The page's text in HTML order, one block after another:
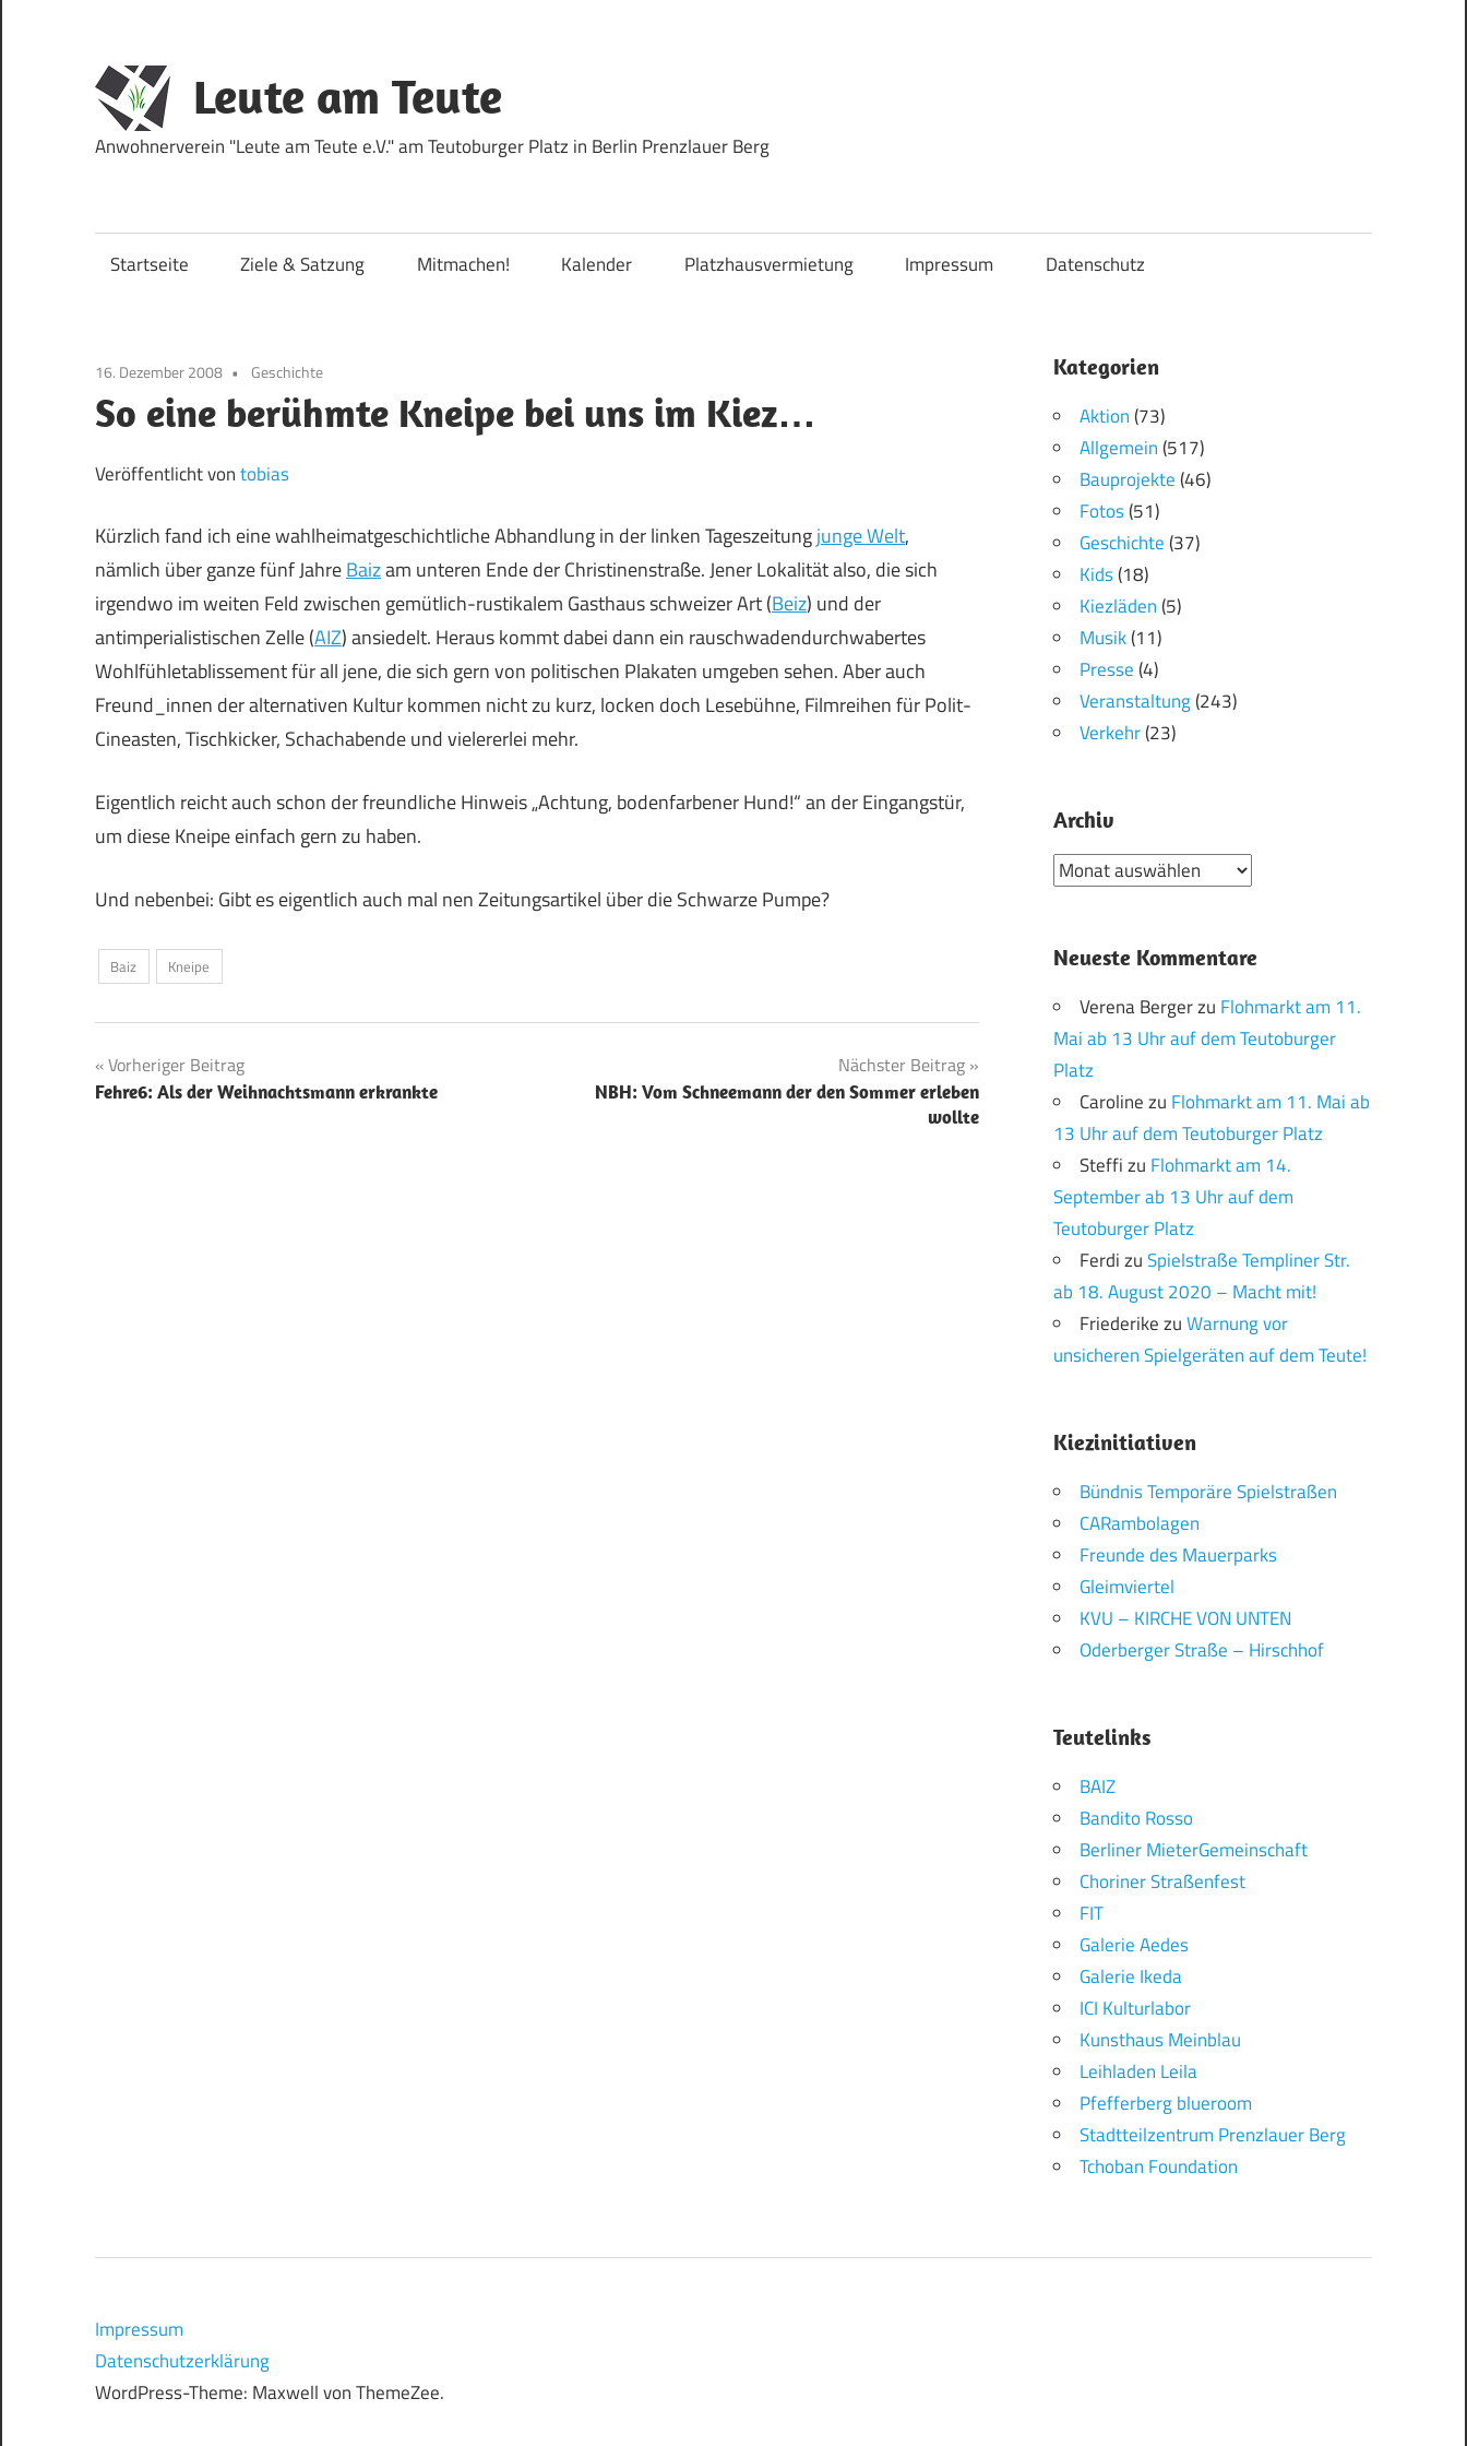
springen
Leute am Teute
Anwohnerverein "Leute am Teute e.V." am Teutoburger Platz in Berlin Prenzlauer Berg
Startseite Ziele & Satzung Mitmachen! Kalender Platzhausvermietung Impressum Datenschutz
16. Dezember 2008 Geschichte
So eine berühmte Kneipe bei uns im Kiez…
Veröffentlicht vontobias
Kürzlich fand ich eine wahlheimatgeschichtliche Abhandlung in der linken Tageszeitungjunge Welt,
nämlich über ganze fünf JahreBaizam unteren Ende der Christinenstraße. Jener Lokalität also, die sich
irgendwo im weiten Feld zwischen gemütlich-rustikalem Gasthaus schweizer Art (Beiz) und der
antimperialistischen Zelle (AIZ) ansiedelt. Heraus kommt dabei dann ein rauschwadendurchwabertes
Wohlfühletablissement für all jene, die sich gern von politischen Plakaten umgeben sehen. Aber auch
Freund_innen der alternativen Kultur kommen nicht zu kurz, locken doch Lesebühne, Filmreihen für Polit-
Cineasten, Tischkicker, Schachabende und vielererlei mehr.
Eigentlich reicht auch schon der freundliche Hinweis „Achtung, bodenfarbener Hund!“ an der Eingangstür,
um diese Kneipe einfach gern zu haben.
Und nebenbei: Gibt es eigentlich auch mal nen Zeitungsartikel über die Schwarze Pumpe?
Baiz Kneipe
Beitragsnavigation
Vorheriger Beitrag
Fehre6: Als der Weihnachtsmann erkrankte
Nächster Beitrag
NBH: Vom Schneemann der den Sommer erleben
wollte
Kategorien
Aktion(73)
Allgemein(517)
Bauprojekte(46)
Fotos(51)
Geschichte(37)
Kids(18)
Kiezläden(5)
Musik(11)
Presse(4)
Veranstaltung(243)
Verkehr(23)
Archiv
Archiv
Neueste Kommentare
Verena Bergerzu Flohmarkt am 11.
Mai ab 13 Uhr auf dem Teutoburger
Platz
Carolinezu Flohmarkt am 11. Mai ab
13 Uhr auf dem Teutoburger Platz
Steffizu Flohmarkt am 14.
September ab 13 Uhr auf dem
Teutoburger Platz
FerdizuSpielstraße Templiner Str.
ab 18. August 2020 – Macht mit!
FriederikezuWarnung vor
unsicheren Spielgeräten auf dem Teute!
Kiezinitiativen
Bündnis Temporäre Spielstraßen
CARambolagen
Freunde des Mauerparks
Gleimviertel
KVU – KIRCHE VON UNTEN
Oderberger Straße – Hirschhof
Teutelinks
BAIZ
Bandito Rosso
Berliner MieterGemeinschaft
Choriner Straßenfest
FIT
Galerie Aedes
Galerie Ikeda
ICI Kulturlabor
Kunsthaus Meinblau
Leihladen Leila
Pfefferberg blueroom
Stadtteilzentrum Prenzlauer Berg
Tchoban Foundation
Impressum
Datenschutzerklärung
WordPress-Theme: Maxwell von ThemeZee.